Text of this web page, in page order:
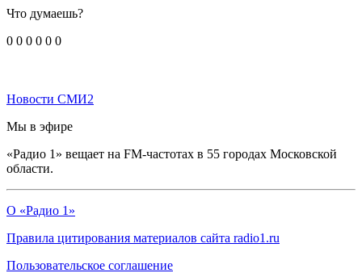
Что думаешь?
0 0 0 0 0 0
Новости СМИ2
Мы в эфире
«Радио 1» вещает на FM-частотах в 55 городах Московской
области.
О «Радио 1»
Правила цитирования материалов сайта radio1.ru
Пользовательское соглашение